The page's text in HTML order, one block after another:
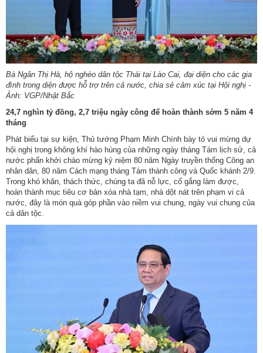
Bà Ngân Thị Hà, hộ nghèo dân tộc Thái tại Lào Cai, đại diện cho các gia
đình trong diện được hỗ trợ trên cả nước, chia sẻ cảm xúc tại Hội nghị -
Ảnh: VGP/Nhật Bắc
24,7 nghìn tỷ đồng, 2,7 triệu ngày công để hoàn thành sớm 5 năm 4
tháng
Phát biểu tại sự kiện, Thủ tướng Phạm Minh Chính bày tỏ vui mừng dự
hội nghị trong không khí hào hùng của những ngày tháng Tám lịch sử, cả
nước phấn khởi chào mừng kỷ niệm 80 năm Ngày truyền thống Công an
nhân dân, 80 năm Cách mạng tháng Tám thành công và Quốc khánh 2/9.
Trong khó khăn, thách thức, chúng ta đã nỗ lực, cố gắng làm được,
hoàn thành mục tiêu cơ bản xóa nhà tạm, nhà dột nát trên phạm vi cả
nước, đây là món quà góp phần vào niềm vui chung, ngày vui chung của
cả dân tộc.